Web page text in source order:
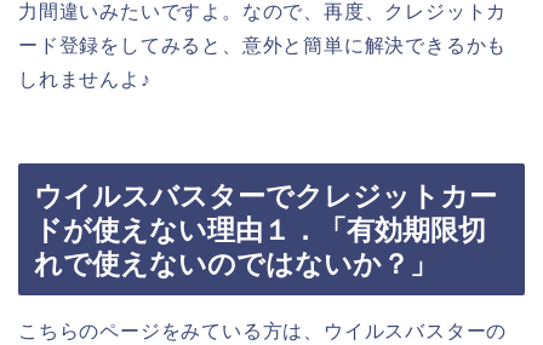
力間違いみたいですよ。なので、再度、クレジットカ
ード登録をしてみると、意外と簡単に解決できるかも
しれませんよ♪
ウイルスバスターでクレジットカー
ドが使えない理由１．「有効期限切
れで使えないのではないか？」
こちらのページをみている方は、ウイルスバスターの